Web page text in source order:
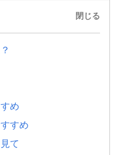
閉じる
め
すめ
て